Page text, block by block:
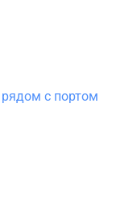
рядом с портом